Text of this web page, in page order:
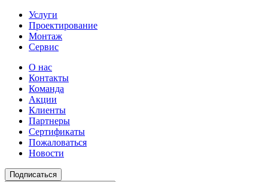
Услуги
Проектирование
Монтаж
Сервис
О нас
Контакты
Команда
Акции
Клиенты
Партнеры
Сертификаты
Пожаловаться
Новости
Подписаться